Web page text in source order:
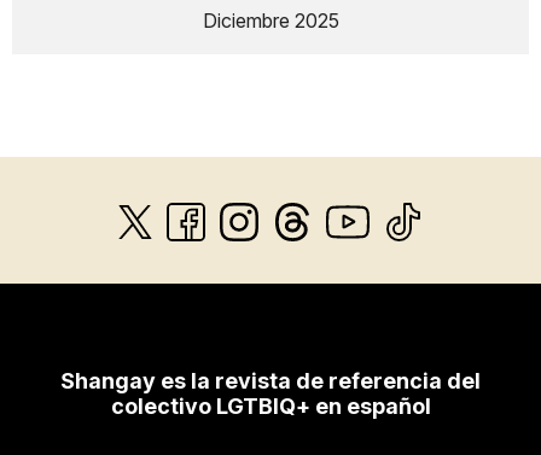
Diciembre 2025
Shangay es la revista de referencia del
colectivo LGTBIQ+ en español